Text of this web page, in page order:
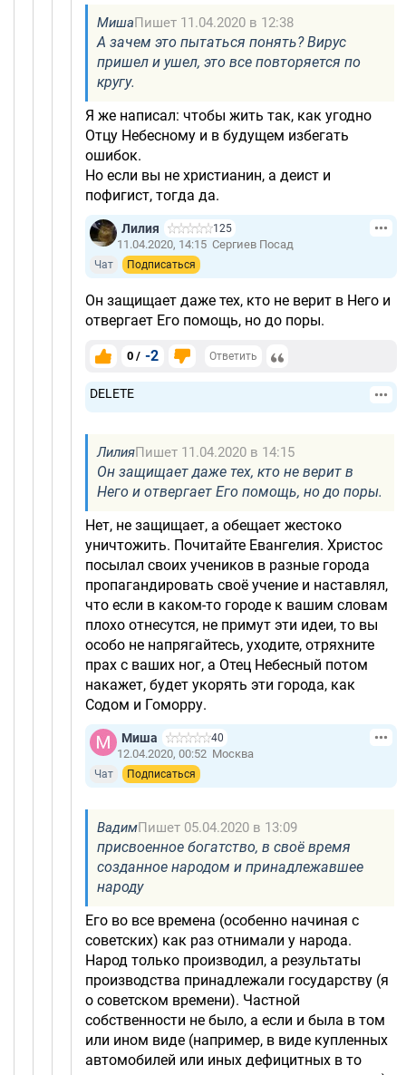
МишаПишет 11.04.2020 в 12:38
А зачем это пытаться понять? Вирус
пришел и ушел, это все повторяется по
кругу.
Я же написал: чтобы жить так, как угодно
Отцу Небесному и в будущем избегать
ошибок.
Но если вы не христианин, а деист и
пофигист, тогда да.
Лилия 125
11.04.2020, 14:15 Сергиев Посад
Чат Подписаться
Он защищает даже тех, кто не верит в Него и
отвергает Его помощь, но до поры.
0 / -2 Ответить
DELETE
ЛилияПишет 11.04.2020 в 14:15
Он защищает даже тех, кто не верит в
Него и отвергает Его помощь, но до поры.
Нет, не защищает, а обещает жестоко
уничтожить. Почитайте Евангелия. Христос
посылал своих учеников в разные города
пропагандировать своё учение и наставлял,
что если в каком-то городе к вашим словам
плохо отнесутся, не примут эти идеи, то вы
особо не напрягайтесь, уходите, отряхните
прах с ваших ног, а Отец Небесный потом
накажет, будет укорять эти города, как
Содом и Гоморру.
Миша 40
12.04.2020, 00:52 Москва
Чат Подписаться
ВадимПишет 05.04.2020 в 13:09
присвоенное богатство, в своё время
созданное народом и принадлежавшее
народу
Его во все времена (особенно начиная с
советских) как раз отнимали у народа.
Народ только производил, а результаты
производства принадлежали государству (я
о советском времени). Частной
собственности не было, а если и была в том
или ином виде (например, в виде купленных
автомобилей или иных дефицитных в то